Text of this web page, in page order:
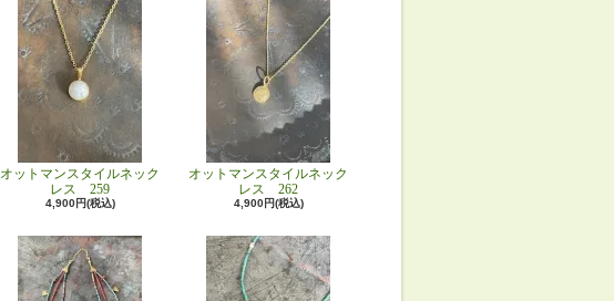
オットマンスタイルネック
レス 259
4,900円(税込)
オットマンスタイルネック
レス 262
4,900円(税込)